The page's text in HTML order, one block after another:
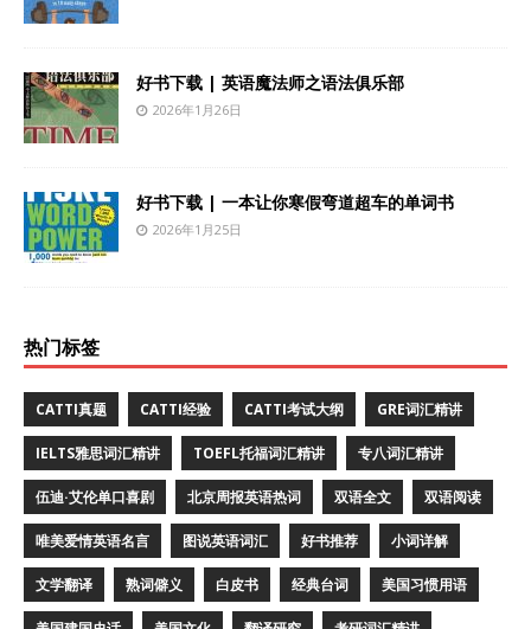
好书下载 | 英语魔法师之语法俱乐部
2026年1月26日
好书下载 | 一本让你寒假弯道超车的单词书
2026年1月25日
热门标签
CATTI真题 CATTI经验 CATTI考试大纲 GRE词汇精讲
IELTS雅思词汇精讲 TOEFL托福词汇精讲 专八词汇精讲
伍迪·艾伦单口喜剧 北京周报英语热词 双语全文 双语阅读
唯美爱情英语名言 图说英语词汇 好书推荐 小词详解
文学翻译 熟词僻义 白皮书 经典台词 美国习惯用语